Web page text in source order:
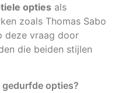
opties als
zoals Thomas Sabo
deze vraag door
die beiden stijlen
opties?